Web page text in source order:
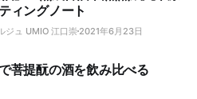
ィングノート
ジュ UMIO 江口崇 2021年6月23日
菩提酛の酒を飲み比べる